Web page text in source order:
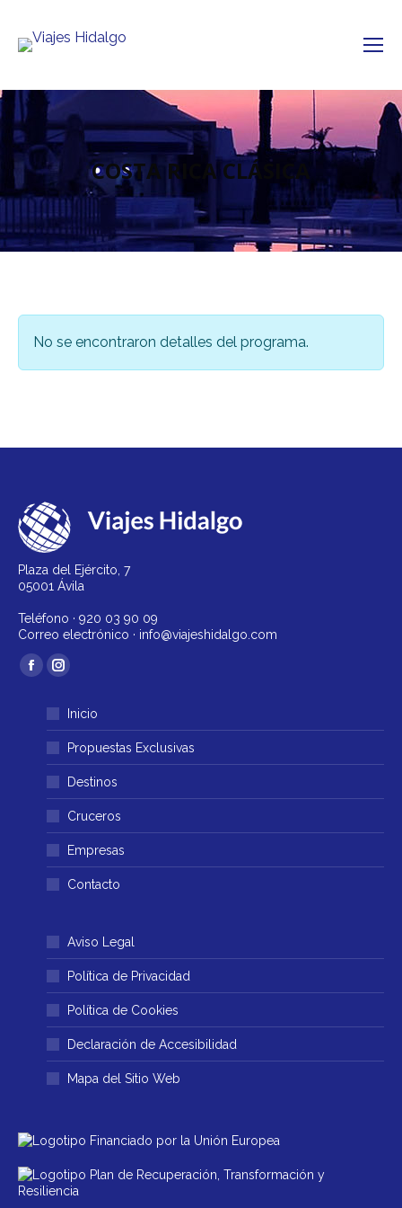
COSTA RICA CLÁSICA
No se encontraron detalles del programa.
Plaza del Ejército, 7
05001 Ávila
Teléfono · 920 03 90 09
Correo electrónico · info@viajeshidalgo.com
Encuéntranos en:
Facebook
abre
una
ventana
Instagram
se
abre
en
una
ventana
Inicio
Propuestas Exclusivas
Destinos
Cruceros
Empresas
Contacto
Aviso Legal
Política de Privacidad
Política de Cookies
Declaración de Accesibilidad
Mapa del Sitio Web